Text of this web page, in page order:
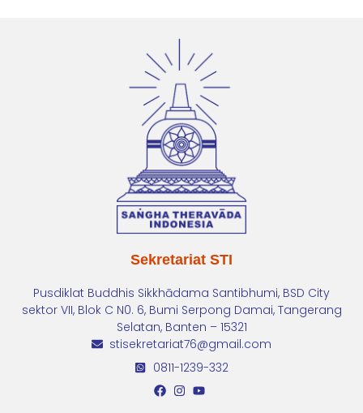
Sekretariat STI
Pusdiklat Buddhis Sikkhādama Santibhumi, BSD City
sektor VII, Blok C N0. 6, Bumi Serpong Damai, Tangerang
Selatan, Banten – 15321
stisekretariat76@gmail.com
0811-1239-332